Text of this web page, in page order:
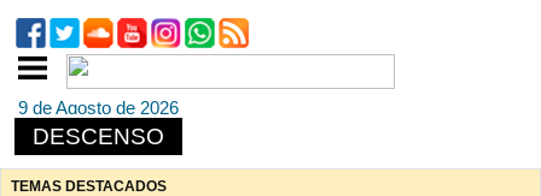
9 de Agosto de 2026
DESCENSO
TEMAS DESTACADOS